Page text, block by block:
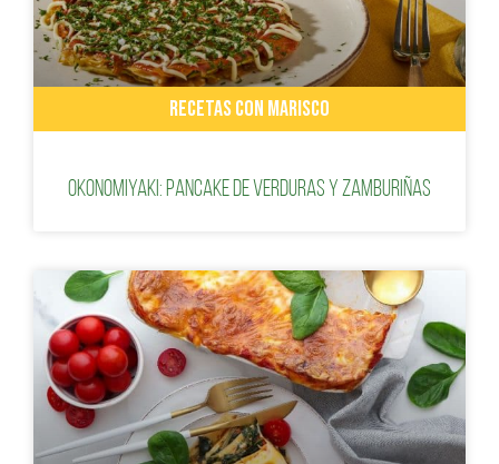
RECETAS CON MARISCO
Okonomiyaki: Pancake de verduras y zamburiñas